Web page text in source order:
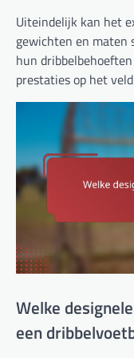
Uiteindelijk kan het
gewichten en maten
hun
prestaties op het
Welke
een